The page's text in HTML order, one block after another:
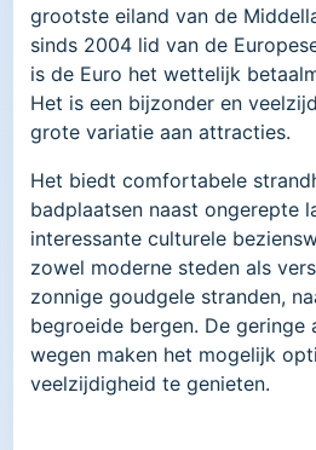
grootste eiland van de
sinds 2004 lid van de
is de Euro het wettelijk
Het is een bijzonder en
grote variatie aan attracties.
Het biedt comfortabele
badplaatsen naast ongerepte
interessante culturele
zowel moderne steden als
zonnige goudgele stranden,
begroeide bergen. De geringe
wegen maken het mogelijk
veelzijdigheid te genieten.